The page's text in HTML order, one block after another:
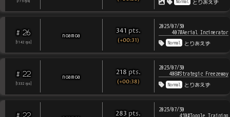
Normal とりあえず
# 26
1142 rps
noamoa 341 pts.
(+00:31)
2023/07/30
407#Aerial Incinerator
Normal とりあえず
# 22
1332 rps
noamoa 218 pts.
(+00:38)
2023/07/30
408#Strategic Freezeway
Normal とりあえず
283 pts.
2023/07/30
410#Toggle Training